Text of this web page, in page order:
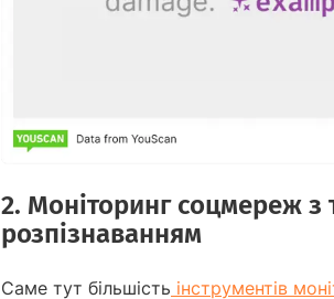
2. Моніторинг соцмереж з
розпізнаванням
Саме тут більшість інструментів